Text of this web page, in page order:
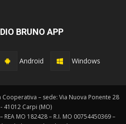
BRUNO APP
Android Windows
Cooperativa – sede: Via Nuova Ponente 28
- 41012 Carpi (MO)
REA MO 182428 – R.I. MO 00754450369 –